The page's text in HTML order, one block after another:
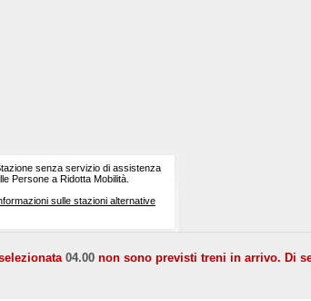
senza servizio di assistenza
Persone a Ridotta Mobilità.
sulle stazioni alternative
04.00 non sono previsti treni in arrivo. Di